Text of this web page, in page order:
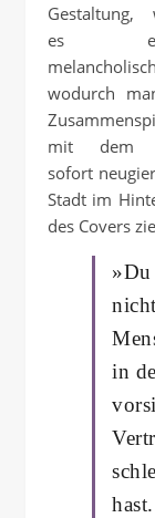
Gestaltung,
es
wodurch
mit dem
sofort
Stadt im
des Covers
»Du
in